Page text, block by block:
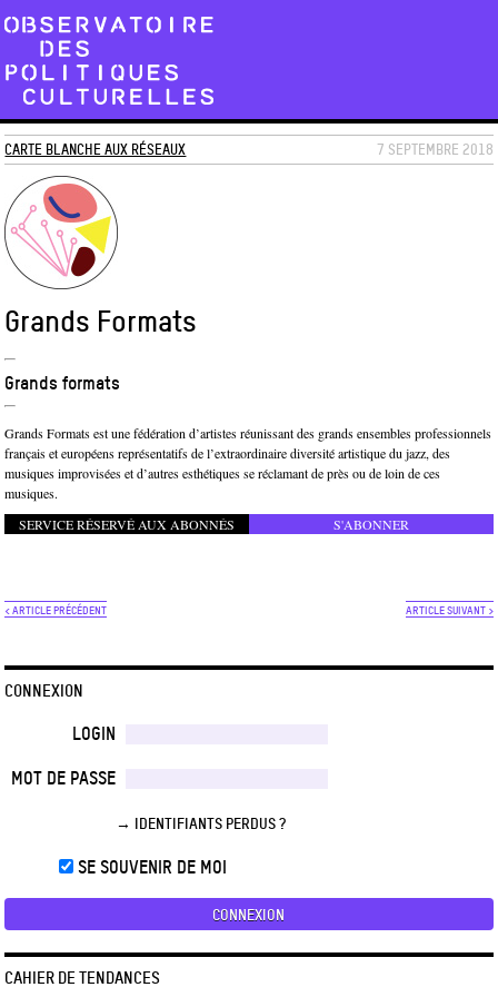
CARTE BLANCHE AUX RÉSEAUX 7 SEPTEMBRE 2018
Grands Formats
Grands formats
Grands Formats est une fédération d’artistes réunissant des grands ensembles professionnels
français et européens représentatifs de l’extraordinaire diversité artistique du jazz, des
musiques improvisées et d’autres esthétiques se réclamant de près ou de loin de ces
musiques.
SERVICE RÉSERVÉ AUX ABONNÉS
S'ABONNER
ARTICLE SUIVANT >
< ARTICLE PRÉCÉDENT
CONNEXION
LOGIN
MOT DE PASSE
→ IDENTIFIANTS PERDUS ?
SE SOUVENIR DE MOI
CAHIER DE TENDANCES